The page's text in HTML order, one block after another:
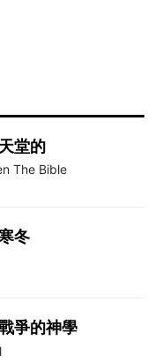
堂的
The Bible
冬
爭的神學